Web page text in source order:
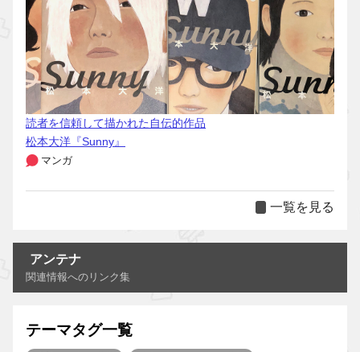
読者を信頼して描かれた自伝的作品
松本大洋『Sunny』
マンガ
一覧を見る
アンテナ
関連情報へのリンク集
テーマタグ一覧